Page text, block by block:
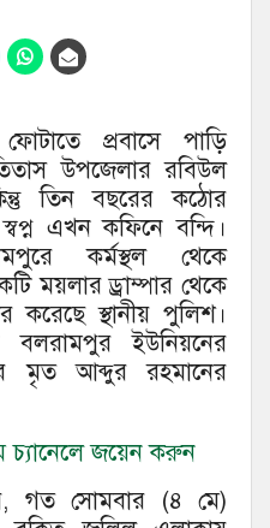
প্রবাসে পাড়ি
উপজেলার রবিউল
তিন বছরের কঠোর
এখন কফিনে বন্দি।
কর্মস্থল থেকে
ময়লার ড্রাম্পার থেকে
করেছে স্থানীয় পুলিশ।
ইউনিয়নের
মৃত আব্দুর রহমানের
চ্যানেলে জয়েন করুন
গত সোমবার (৪ মে)